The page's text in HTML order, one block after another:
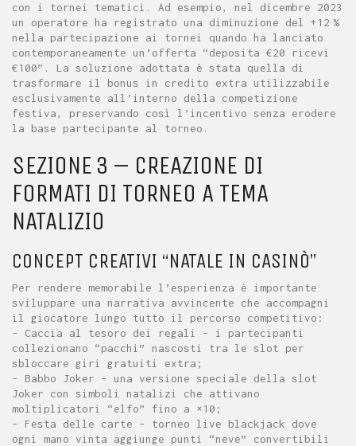
con i tornei tematici. Ad esempio, nel dicembre 2023
un operatore ha registrato una diminuzione del +12 %
nella partecipazione ai tornei quando ha lanciato
contemporaneamente un’offerta “deposita €20 ricevi
€100”. La soluzione adottata è stata quella di
trasformare il bonus in credito extra utilizzabile
esclusivamente all’interno della competizione
festiva, preservando così l’incentivo senza erodere
la base partecipante al torneo.
SEZIONE 3 – CREAZIONE DI
FORMATI DI TORNEO A TEMA
NATALIZIO
CONCEPT CREATIVI “NATALE IN CASINÒ”
Per rendere memorabile l’esperienza è importante
sviluppare una narrativa avvincente che accompagni
il giocatore lungo tutto il percorso competitivo:
– Caccia al tesoro dei regali – i partecipanti
collezionano “pacchi” nascosti tra le slot per
sbloccare giri gratuiti extra;
– Babbo Joker – una versione speciale della slot
Joker con simboli natalizi che attivano
moltiplicatori “elfo” fino a ×10;
– Festa delle carte – torneo live blackjack dove
ogni mano vinta aggiunge punti “neve” convertibili